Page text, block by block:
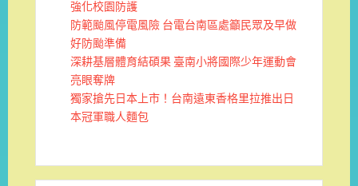
強化校園防護
防範颱風停電風險 台電台南區處籲民眾及早做
好防颱準備
深耕基層體育結碩果 臺南小將國際少年運動會
亮眼奪牌
獨家搶先日本上市！台南遠東香格里拉推出日
本冠軍職人麵包